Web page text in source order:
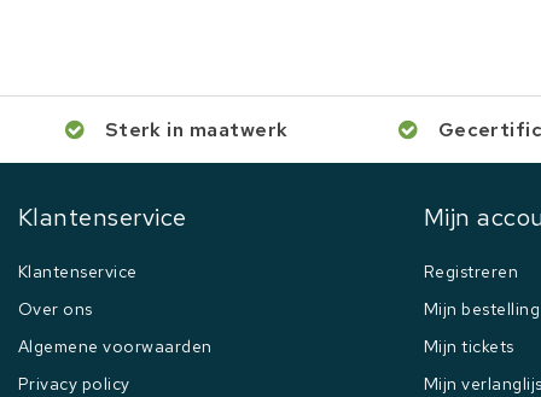
Sterk in maatwerk
Klantenservice
Klantenservice
Over ons
Algemene voorwaarden
Privacy policy
Mijn
Registreren
Mijn
Mijn tickets
Mijn